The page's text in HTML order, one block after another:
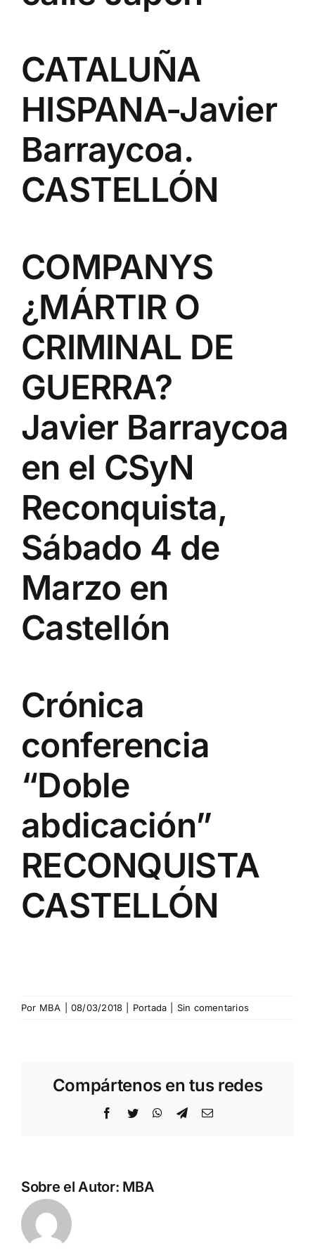
CATALUÑA
HISPANA-Javier
Barraycoa.
CASTELLÓN
COMPANYS
¿MÁRTIR O
CRIMINAL DE
GUERRA?
Javier Barraycoa
en el CSyN
Reconquista,
Sábado 4 de
Marzo en
Castellón
Crónica
conferencia
“Doble
abdicación”
RECONQUISTA
CASTELLÓN
Por MBA 08/03/2018 Portada Sin comentarios
Compártenos en tus redes
Facebook
Twitter WhatsApp
TelegramCorreo
Sobre el Autor: MBA